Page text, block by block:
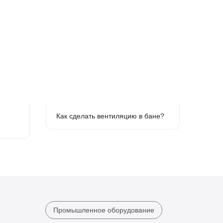
Как сделать вентиляцию в бане?
Промышленное оборудование